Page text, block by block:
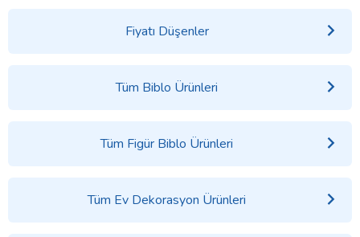
Fiyatı Düşenler
Tüm Biblo Ürünleri
Tüm Figür Biblo Ürünleri
Tüm Ev Dekorasyon Ürünleri